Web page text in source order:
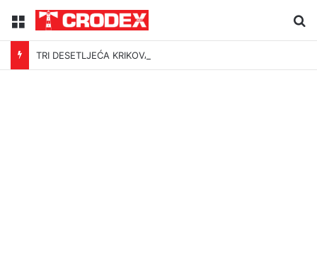
Menu
TRI DESETLJEĆA KRIKOVA OČAJNIKA